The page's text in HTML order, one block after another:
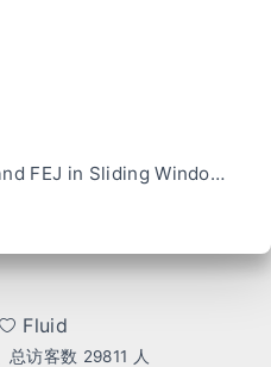
Marginalization and FEJ in Sliding Window VIO
Fluid
总访客数 29811 人